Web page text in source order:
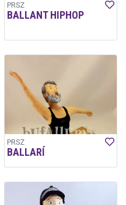
PRSZ
BALLANT HIPHOP
PRSZ
BALLARÍ